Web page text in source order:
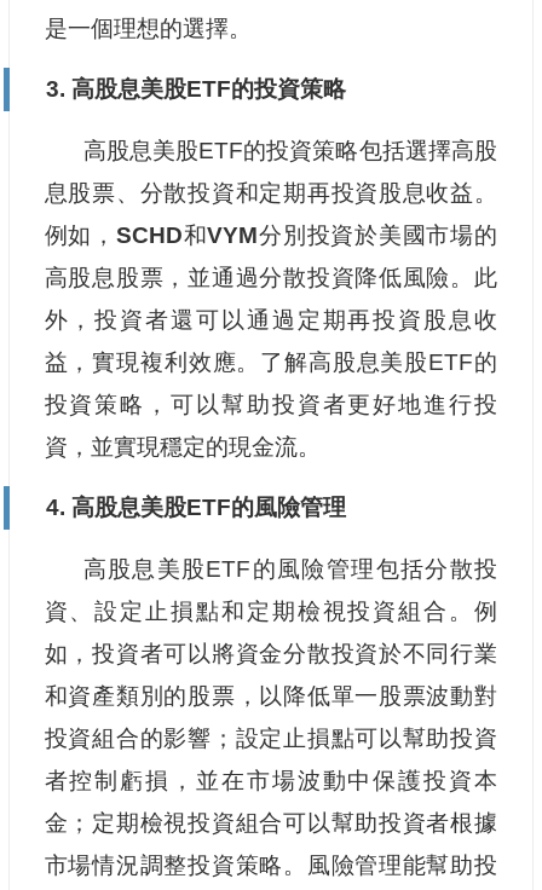
是一個理想的選擇。
3. 高股息美股ETF的投資策略
高股息美股ETF的投資策略包括選擇高股
息股票、分散投資和定期再投資股息收益。
例如， SCHD和VYM分別投資於美國市場的
高股息股票，並通過分散投資降低風險。此
外，投資者還可以通過定期再投資股息收
益，實現複利效應。了解高股息美股ETF的
投資策略，可以幫助投資者更好地進行投
資，並實現穩定的現金流。
4. 高股息美股ETF的風險管理
高股息美股ETF的風險管理包括分散投
資、設定止損點和定期檢視投資組合。例
如，投資者可以將資金分散投資於不同行業
和資產類別的股票，以降低單一股票波動對
投資組合的影響；設定止損點可以幫助投資
者控制虧損，並在市場波動中保護投資本
金；定期檢視投資組合可以幫助投資者根據
市場情況調整投資策略。風險管理能幫助投